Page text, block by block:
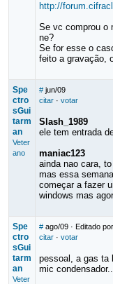
http://
Se vc comprou o
ne?
Se for esse o
feito a gravação,
Spe
ctro
sGui
tarm
an
Veter
ano
# jun/09
citar· votar
Slash_1989
ele tem entrada
maniac123
ainda nao cara,
mas essa
começar a fazer
windows mas
Spe
ctro
sGui
tarm
an
Veter
# ago/09· Editado
citar· votar
pessoal, a gas ta
mic